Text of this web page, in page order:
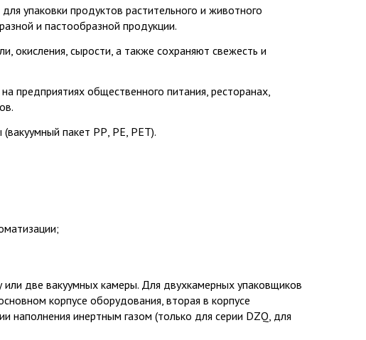
упаковки продуктов растительного и животного
и пастообразной продукции.
окисления, сырости, а также сохраняют свежесть и
предприятиях общественного питания, ресторанах,
пакет РР, PE, PET).
две вакуумных камеры. Для двухкамерных упаковщиков
корпусе оборудования, вторая в корпусе
наполнения инертным газом (только для серии DZQ, для